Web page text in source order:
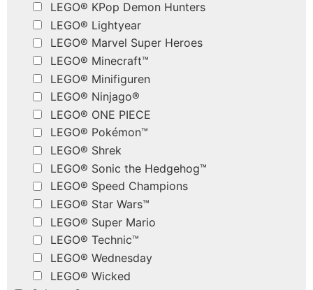
LEGO® KPop Demon Hunters
LEGO® Lightyear
LEGO® Marvel Super Heroes
LEGO® Minecraft™
LEGO® Minifiguren
LEGO® Ninjago®
LEGO® ONE PIECE
LEGO® Pokémon™
LEGO® Shrek
LEGO® Sonic the Hedgehog™
LEGO® Speed Champions
LEGO® Star Wars™
LEGO® Super Mario
LEGO® Technic™
LEGO® Wednesday
LEGO® Wicked